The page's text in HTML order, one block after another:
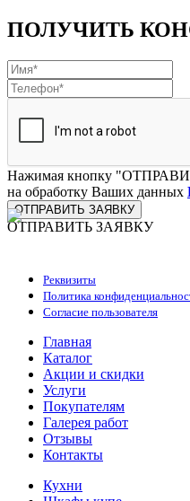
ПОЛУЧИТЬ
Нажимая кнопку
на обработку Ваших данных
ОТПРАВИТЬ ЗАЯВКУ
ОТПРАВИТЬ ЗАЯВКУ
Реквизиты
Политика
Согласие пользователя
Главная
Каталог
Акции и скидки
Услуги
Покупателям
Галерея работ
Отзывы
Контакты
Кухни